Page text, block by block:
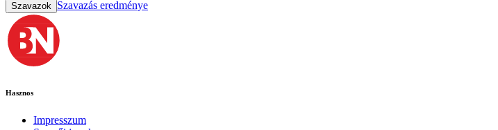
Szavazok Szavazás eredménye
Hasznos
Impresszum